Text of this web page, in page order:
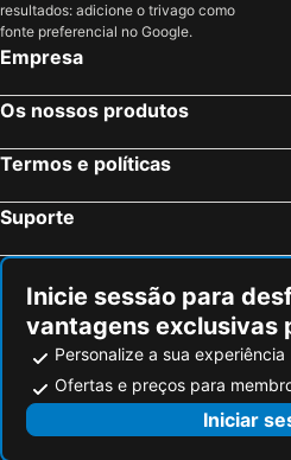
resultados: adicione o trivago como
fonte preferencial no Google.
Empresa
Os nossos produtos
Termos e políticas
Suporte
Inicie sessão para
vantagens exclusivas
Personalize a sua experiência
Ofertas e preços para
Iniciar